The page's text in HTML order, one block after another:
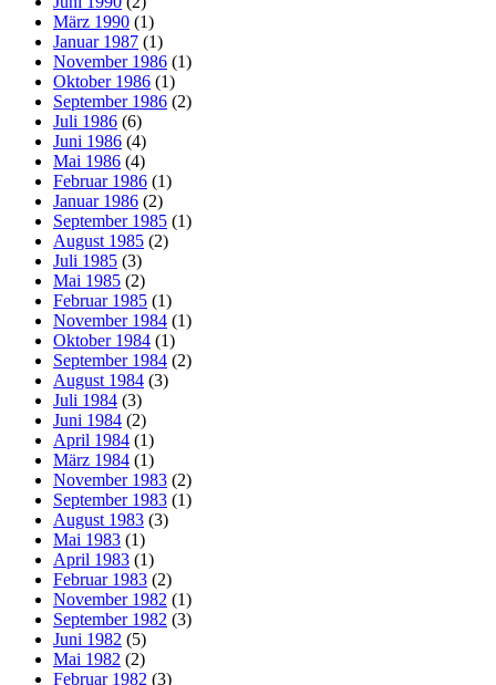
März 1990 (1)
Januar 1987 (1)
November 1986 (1)
Oktober 1986 (1)
September 1986 (2)
Juli 1986 (6)
Juni 1986 (4)
Mai 1986 (4)
Februar 1986 (1)
Januar 1986 (2)
September 1985 (1)
August 1985 (2)
Juli 1985 (3)
Mai 1985 (2)
Februar 1985 (1)
November 1984 (1)
Oktober 1984 (1)
September 1984 (2)
August 1984 (3)
Juli 1984 (3)
Juni 1984 (2)
April 1984 (1)
März 1984 (1)
November 1983 (2)
September 1983 (1)
August 1983 (3)
Mai 1983 (1)
April 1983 (1)
Februar 1983 (2)
November 1982 (1)
September 1982 (3)
Juni 1982 (5)
Mai 1982 (2)
Februar 1982 (3)